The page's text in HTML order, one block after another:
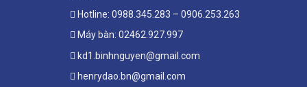
Hotline: 0988.345.283 – 0906.253.263
Máy bàn: 02462.927.997
kd1.binhnguyen@gmail.com
henrydao.bn@gmail.com